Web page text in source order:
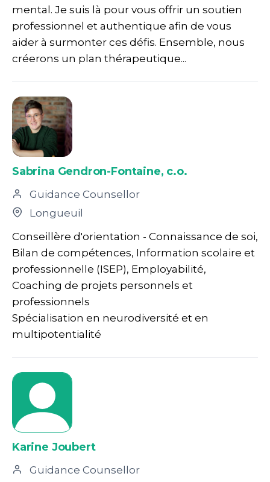
mental. Je suis là pour vous offrir un soutien
professionnel et authentique afin de vous
aider à surmonter ces défis. Ensemble, nous
créerons un plan thérapeutique...
Sabrina Gendron-Fontaine, c.o.
Guidance Counsellor
Longueuil
Conseillère d'orientation - Connaissance de soi,
Bilan de compétences, Information scolaire et
professionnelle (ISEP), Employabilité,
Coaching de projets personnels et
professionnels
Spécialisation en neurodiversité et en
multipotentialité
Karine Joubert
Guidance Counsellor